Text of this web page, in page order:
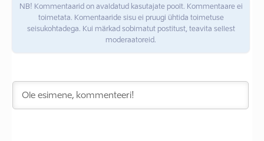
NB! Kommentaarid on avaldatud kasutajate poolt. Kommentaare ei
toimetata. Komentaaride sisu ei pruugi ühtida toimetuse
seisukohtadega. Kui märkad sobimatut postitust, teavita sellest
moderaatoreid.